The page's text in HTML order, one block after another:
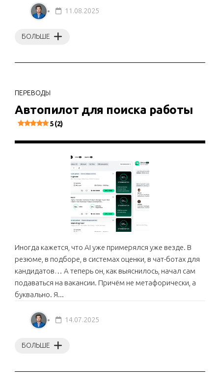
БОЛЬШЕ
11.08.2025
ПЕРЕВОДЫ
Автопилот для поиска работы
5 (2)
Иногда кажется, что AI уже примерялся уже везде. В
резюме, в подборе, в системах оценки, в чат-ботах для
кандидатов… А теперь он, как выяснилось, начал сам
подаваться на вакансии. Причём не метафорически, а
буквально. Я...
БОЛЬШЕ
14.07.2025